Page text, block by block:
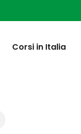
Corsi in Italia